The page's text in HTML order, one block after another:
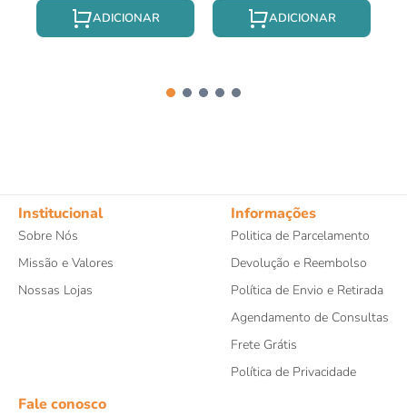
Institucional
Sobre Nós
Missão e Valores
Nossas Lojas
Informações
Politica de Parcelamento
Devolução e Reembolso
Política de Envio e Retirada
Agendamento de Consultas
Frete Grátis
Política de Privacidade
Fale conosco